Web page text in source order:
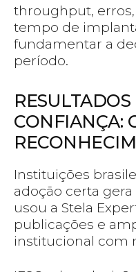
throughput,
tempo de
fundamentar a
período.
CONFIANÇA:
Instituições
adoção certa gera
usou a Stela
publicações e
institucional com